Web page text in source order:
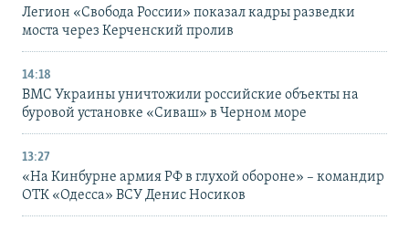
Легион «Свобода России» показал кадры разведки
моста через Керченский пролив
14:18
ВМС Украины уничтожили российские объекты на
буровой установке «Сиваш» в Черном море
13:27
«На Кинбурне армия РФ в глухой обороне» – командир
ОТК «Одесса» ВСУ Денис Носиков